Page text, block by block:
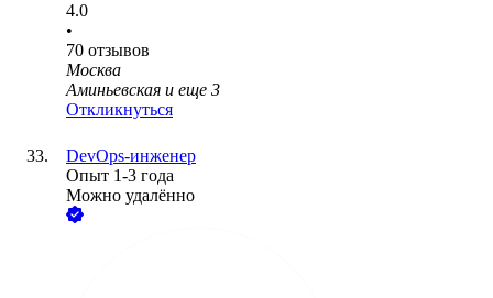
4.0
•
70 отзывов
Москва
Аминьевская и еще 3
Откликнуться
DevOps-инженер
Опыт 1-3 года
Можно удалённо